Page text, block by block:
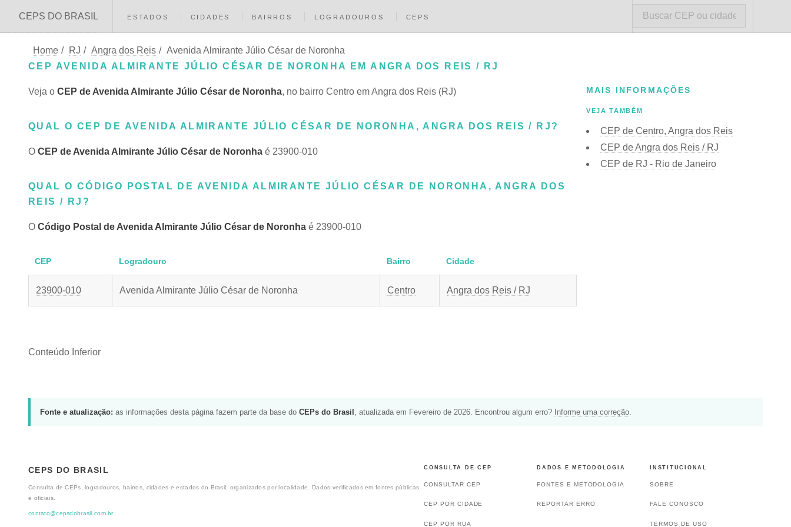
CEPS DO BRASIL ESTADOS CIDADES BAIRROS LOGRADOUROS CEPS
Home / RJ / Angra dos Reis / Avenida Almirante Júlio César de Noronha
CEP AVENIDA ALMIRANTE JÚLIO CÉSAR DE NORONHA EM ANGRA DOS REIS / RJ
Veja o CEP de Avenida Almirante Júlio César de Noronha, no bairro Centro em Angra dos Reis (RJ)
QUAL O CEP DE AVENIDA ALMIRANTE JÚLIO CÉSAR DE NORONHA, ANGRA DOS REIS / RJ?
O CEP de Avenida Almirante Júlio César de Noronha é 23900-010
QUAL O CÓDIGO POSTAL DE AVENIDA ALMIRANTE JÚLIO CÉSAR DE NORONHA, ANGRA DOS
REIS / RJ?
O Código Postal de Avenida Almirante Júlio César de Noronha é 23900-010
CEP Logradouro Bairro Cidade
23900-010 Avenida Almirante Júlio César de Noronha Centro Angra dos Reis / RJ
Conteúdo Inferior
MAIS INFORMAÇÕES
VEJA TAMBÉM
CEP de Centro, Angra dos Reis
CEP de Angra dos Reis / RJ
CEP de RJ - Rio de Janeiro
Fonte e atualização: as informações desta página fazem parte da base do CEPs do Brasil , atualizada em Fevereiro de 2026. Encontrou algum erro? Informe uma correção
CEPS DO BRASIL
Consulta de CEPs, logradouros, bairros, cidades e estados do Brasil, organizados por localidade. Dados verificados em fontes públicas
e oficiais.
contato@cepsdobrasil.com.br
CONSULTA DE CEP
CONSULTAR CEP
CEP POR CIDADE
CEP POR RUA
DADOS E METODOLOGIA
FONTES E METODOLOGIA
REPORTAR ERRO
INSTITUCIONAL
SOBRE
FALE CONOSCO
TERMOS DE USO